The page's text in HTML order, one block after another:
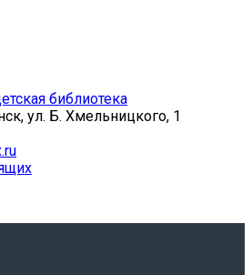
библиотека
ул. Б. Хмельницкого, 1